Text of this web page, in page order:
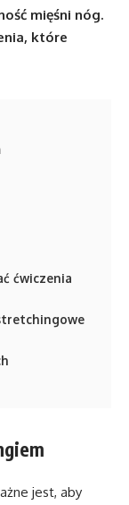
mięśni nóg.
które
ćwiczenia
jest, aby